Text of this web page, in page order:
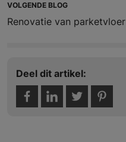
VOLGENDE BLOG
Renovatie van parketvloer
Deel dit artikel: